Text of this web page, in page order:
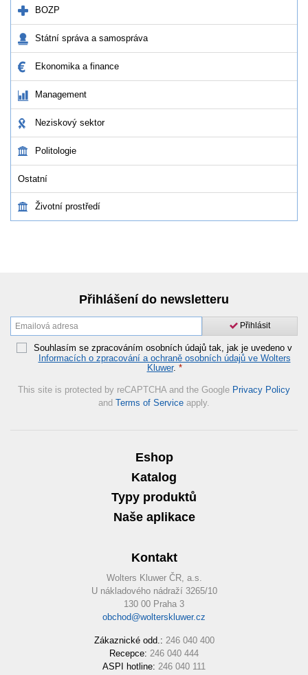
BOZP
Státní správa a samospráva
Ekonomika a finance
Management
Neziskový sektor
Politologie
Ostatní
Životní prostředí
Přihlášení do newsletteru
Přihlásit
Souhlasím se zpracováním osobních údajů tak, jak je uvedeno v
Informacích o zpracování a ochraně osobních údajů ve Wolters
Kluwer. *
This site is protected by reCAPTCHA and the Google Privacy Policy
and Terms of Service apply.
Eshop
Katalog
Typy produktů
Naše aplikace
Kontakt
Wolters Kluwer ČR, a.s.
U nákladového nádraží 3265/10
130 00 Praha 3
obchod@wolterskluwer.cz
Zákaznické odd.: 246 040 400
Recepce: 246 040 444
ASPI hotline: 246 040 111